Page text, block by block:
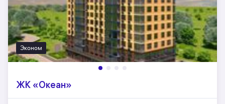
Эконом
ЖК «Океан»